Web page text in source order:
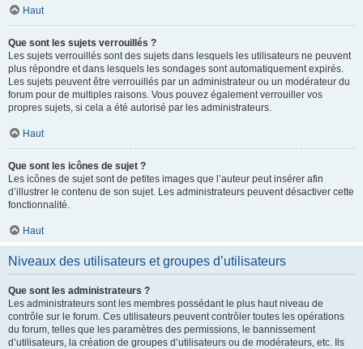
Haut
Que sont les sujets verrouillés ?
Les sujets verrouillés sont des sujets dans lesquels les utilisateurs ne peuvent
plus répondre et dans lesquels les sondages sont automatiquement expirés.
Les sujets peuvent être verrouillés par un administrateur ou un modérateur du
forum pour de multiples raisons. Vous pouvez également verrouiller vos
propres sujets, si cela a été autorisé par les administrateurs.
Haut
Que sont les icônes de sujet ?
Les icônes de sujet sont de petites images que l’auteur peut insérer afin
d’illustrer le contenu de son sujet. Les administrateurs peuvent désactiver cette
fonctionnalité.
Haut
Niveaux des utilisateurs et groupes d’utilisateurs
Que sont les administrateurs ?
Les administrateurs sont les membres possédant le plus haut niveau de
contrôle sur le forum. Ces utilisateurs peuvent contrôler toutes les opérations
du forum, telles que les paramètres des permissions, le bannissement
d’utilisateurs, la création de groupes d’utilisateurs ou de modérateurs, etc. Ils